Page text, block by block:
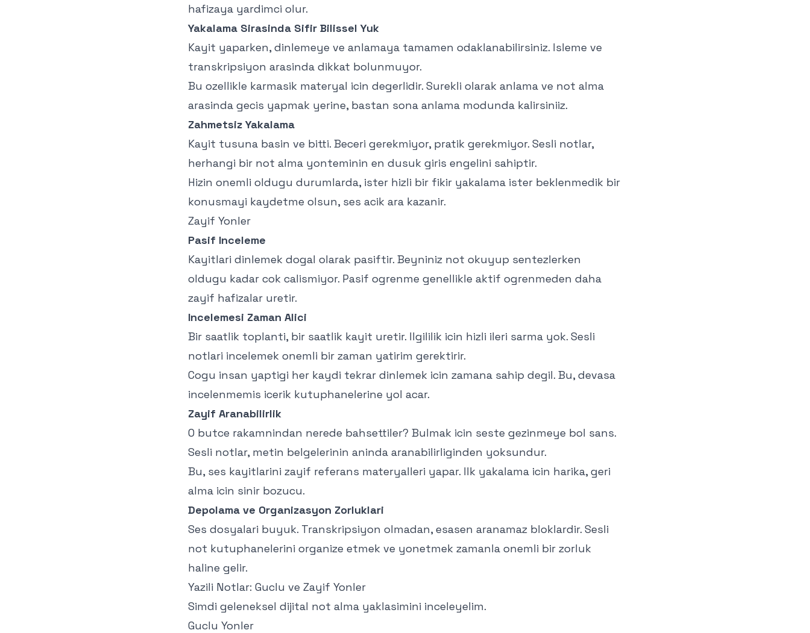
hafizaya yardimci olur.
Yakalama Sirasinda Sifir Bilissel Yuk
Kayit yaparken, dinlemeye ve anlamaya tamamen odaklanabilirsiniz. Isleme ve
transkripsiyon arasinda dikkat bolunmuyor.
Bu ozellikle karmasik materyal icin degerlidir. Surekli olarak anlama ve not alma
arasinda gecis yapmak yerine, bastan sona anlama modunda kalirsiniiz.
Zahmetsiz Yakalama
Kayit tusuna basin ve bitti. Beceri gerekmiyor, pratik gerekmiyor. Sesli notlar,
herhangi bir not alma yonteminin en dusuk giris engelini sahiptir.
Hizin onemli oldugu durumlarda, ister hizli bir fikir yakalama ister beklenmedik bir
konusmayi kaydetme olsun, ses acik ara kazanir.
Zayif Yonler
Pasif Inceleme
Kayitlari dinlemek dogal olarak pasiftir. Beyniniz not okuyup sentezlerken
oldugu kadar cok calismiyor. Pasif ogrenme genellikle aktif ogrenmeden daha
zayif hafizalar uretir.
Incelemesi Zaman Alici
Bir saatlik toplanti, bir saatlik kayit uretir. Ilgililik icin hizli ileri sarma yok. Sesli
notlari incelemek onemli bir zaman yatirim gerektirir.
Cogu insan yaptigi her kaydi tekrar dinlemek icin zamana sahip degil. Bu, devasa
incelenmemis icerik kutuphanelerine yol acar.
Zayif Aranabilirlik
O butce rakamnindan nerede bahsettiler? Bulmak icin seste gezinmeye bol sans.
Sesli notlar, metin belgelerinin aninda aranabilirliginden yoksundur.
Bu, ses kayitlarini zayif referans materyalleri yapar. Ilk yakalama icin harika, geri
alma icin sinir bozucu.
Depolama ve Organizasyon Zorluklari
Ses dosyalari buyuk. Transkripsiyon olmadan, esasen aranamaz bloklardir. Sesli
not kutuphanelerini organize etmek ve yonetmek zamanla onemli bir zorluk
haline gelir.
Yazili Notlar: Guclu ve Zayif Yonler
Simdi geleneksel dijital not alma yaklasimini inceleyelim.
Guclu Yonler